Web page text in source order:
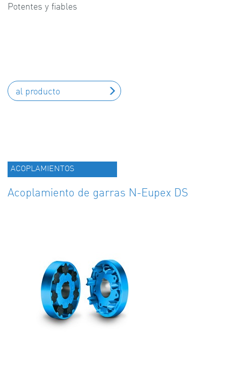
Potentes y fiables
al producto
ACOPLAMIENTOS
Acoplamiento de garras N-Eupex DS